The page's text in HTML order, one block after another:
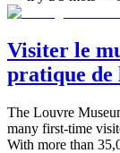
Visiter le
pratique de
The Louvre
many first-time
With more than